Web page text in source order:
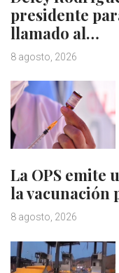
presidente
llamado al…
8 agosto, 2026
La OPS emite
la vacunación
8 agosto, 2026